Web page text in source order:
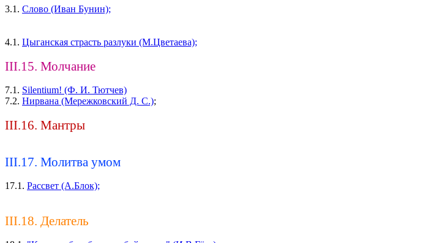
3.1. Слово (Иван Бунин);
4.1. Цыганская страсть разлуки (М.Цветаева);
III.15. Молчание
7.1. Silentium! (Ф. И. Тютчев)
7.2. Нирвана (Мережковский Д. С.);
III.16. Мантры
III.17. Молитва умом
17.1. Рассвет (А.Блок);
III.18. Делатель